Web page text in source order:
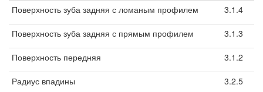
Поверхность зуба задняя с ломаным профилем 3.1.4
Поверхность зуба задняя с прямым профилем 3.1.3
Поверхность передняя 3.1.2
Радиус впадины 3.2.5